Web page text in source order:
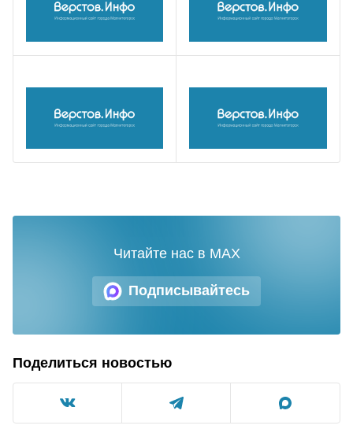
Подписывайтесь
Читайте нас в MAX
Поделиться новостью